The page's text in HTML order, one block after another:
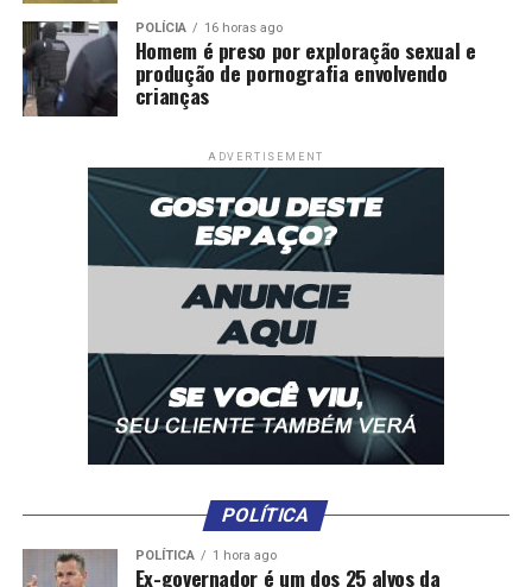
POLÍCIA 16 horas ago
Homem é preso por exploração sexual e
produção de pornografia envolvendo
crianças
ADVERTISEMENT
POLÍTICA
POLÍTICA 1 hora ago
Ex-governador é um dos 25 alvos da